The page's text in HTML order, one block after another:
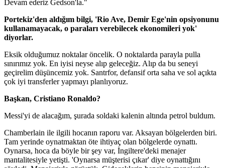
Devam ederiz Gedson'la."
Portekiz'den aldığım bilgi, 'Rio Ave, Demir Ege'nin opsiyonunu
kullanamayacak, o paraları verebilecek ekonomileri yok'
diyorlar.
Eksik olduğumuz noktalar öncelik. O noktalarda parayla pulla
sınırımız yok. En iyisi neyse alıp geleceğiz. Alıp da bu seneyi
geçirelim düşüncemiz yok. Santrfor, defansif orta saha ve sol açıkta
çok iyi transferler yapmayı planlıyoruz.
Başkan, Cristiano Ronaldo?
Messi'yi de alacağım, şurada soldaki kalenin altında petrol buldum.
Chamberlain ile ilgili hocanın raporu var. Aksayan bölgelerden biri.
Tam yerinde oynatmaktan öte ihtiyaç olan bölgelerde oynattı.
Oynarsa, hoca da böyle bir şey var, İngiltere'deki menajer
mantalitesiyle yetişti. 'Oynarsa müşterisi çıkar' diye oynattığını